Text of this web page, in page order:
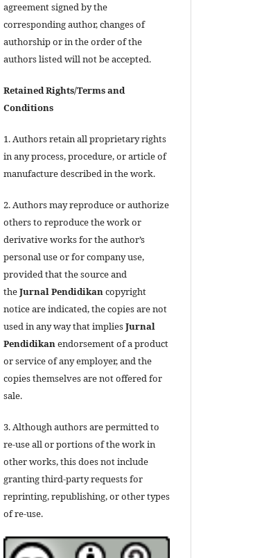
agreement signed by the
corresponding author, changes of
authorship or in the order of the
authors listed will not be accepted.
Retained Rights/Terms and
Conditions
1. Authors retain all proprietary rights
in any process, procedure, or article of
manufacture described in the work.
2. Authors may reproduce or authorize
others to reproduce the work or
derivative works for the author’s
personal use or for company use,
provided that the source and
theJurnalPendidikancopyright
notice are indicated, the copies are not
used in any way that impliesJurnal
Pendidikanendorsement of a product
or service of any employer, and the
copies themselves are not offered for
sale.
3. Although authors are permitted to
re-use all or portions of the work in
other works, this does not include
granting third-party requests for
reprinting, republishing, or other types
of re-use.